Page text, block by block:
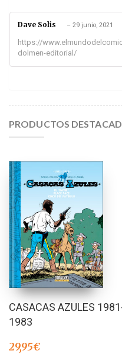
Dave Solis – 29 junio, 2021
https://
dolmen-editorial/
PRODUCTOS
CASACAS AZULES
1983
29,95€